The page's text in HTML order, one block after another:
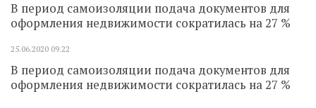
В период самоизоляции подача документов для
оформления недвижимости сократилась на 27 %
25.06.2020 09.22
В период самоизоляции подача документов для
оформления недвижимости сократилась на 27 %